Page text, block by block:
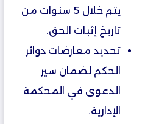
يتم خلال 5 سنوات من
تاريخ إثبات الحق.
تحديد معارضات دوائر
الحكم لضمان سير
الدعوى في المحكمة
الإدارية.